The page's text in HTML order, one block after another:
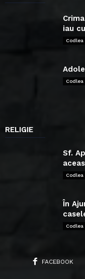
iau
Codlea
Codlea
RELIGIE
Sf.
Codlea
În
Codlea
FACEBOOK